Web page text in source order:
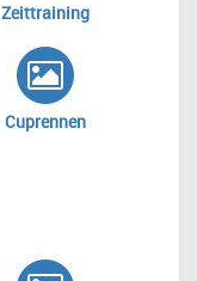
Zeittraining
Cuprennen